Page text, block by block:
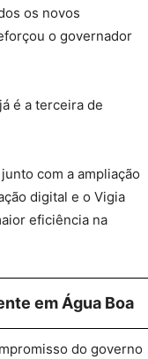
os novos
o governador
é a terceira de
com a ampliação
digital e o Vigia
eficiência na
em Água Boa
do governo